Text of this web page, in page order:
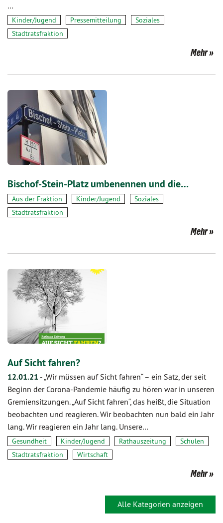
…
Kinder/Jugend Pressemitteilung
Soziales
Stadtratsfraktion
Mehr
Bischof-Stein-Platz umbenennen und die…
Aus der Fraktion Kinder/Jugend
Soziales
Stadtratsfraktion
Mehr
Auf Sicht fahren?
12.01.21 -„Wir müssen auf Sicht fahren“ – ein Satz, der seit
Beginn der Corona-Pandemie häufig zu hören war in unseren
Gremiensitzungen. „Auf Sicht fahren“, das heißt, die Situation
beobachten und reagieren. Wir beobachten nun bald ein Jahr
lang. Wir reagieren ein Jahr lang. Unsere…
Gesundheit Kinder/Jugend Rathauszeitung
Schulen
Stadtratsfraktion
Wirtschaft
Mehr
Alle Kategorien anzeigen